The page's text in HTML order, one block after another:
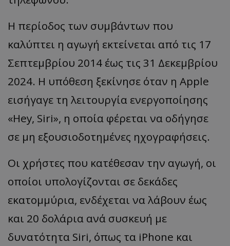
Η περίοδος των συμβάντων που
καλύπτει η αγωγή εκτείνεται από τις 17
Σεπτεμβρίου 2014 έως τις 31 Δεκεμβρίου
2024. Η υπόθεση ξεκίνησε όταν η Apple
εισήγαγε τη λειτουργία ενεργοποίησης
«Hey, Siri», η οποία φέρεται να οδήγησε
σε μη εξουσιοδοτημένες ηχογραφήσεις.
Οι χρήστες που κατέθεσαν την αγωγή, οι
οποίοι υπολογίζονται σε δεκάδες
εκατομμύρια, ενδέχεται να λάβουν έως
και 20 δολάρια ανά συσκευή με
δυνατότητα Siri, όπως τα iPhone και